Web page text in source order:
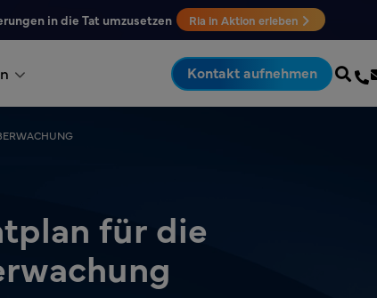
in die Tat umzusetzen Ria in Aktion erleben
Kontakt aufnehmen
für die